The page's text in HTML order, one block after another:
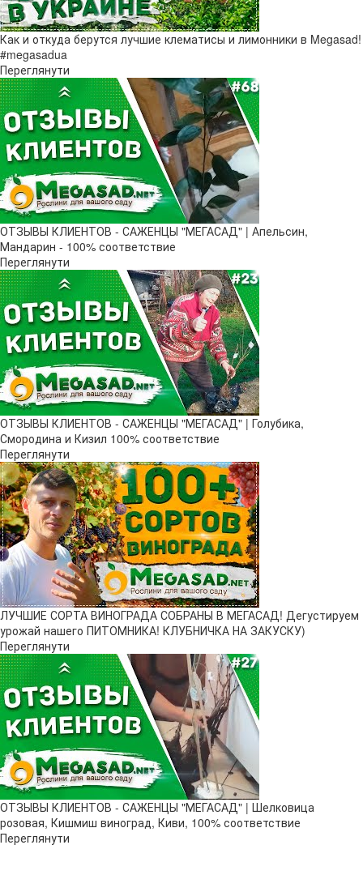
Как и откуда берутся лучшие клематисы и лимонники в Megasad!
#megasadua
Переглянути
ОТЗЫВЫ КЛИЕНТОВ - САЖЕНЦЫ "МЕГАСАД" | Апельсин,
Мандарин - 100% соответствие
Переглянути
ОТЗЫВЫ КЛИЕНТОВ - САЖЕНЦЫ "МЕГАСАД" | Голубика,
Смородина и Кизил 100% соответствие
Переглянути
ЛУЧШИЕ СОРТА ВИНОГРАДА СОБРАНЫ В МЕГАСАД! Дегустируем
урожай нашего ПИТОМНИКА! КЛУБНИЧКА НА ЗАКУСКУ)
Переглянути
ОТЗЫВЫ КЛИЕНТОВ - САЖЕНЦЫ "МЕГАСАД" | Шелковица
розовая, Кишмиш виноград, Киви, 100% соответствие
Переглянути